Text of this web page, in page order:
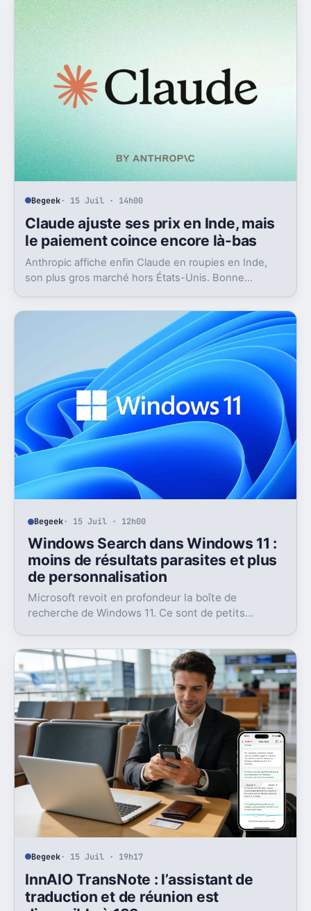
Begeek· 15 Juil · 14h00
Claude ajuste ses prix en Inde, mais
le paiement coince encore là-bas
Anthropic affiche enfin Claude en roupies en Inde,
son plus gros marché hors États-Unis. Bonne
abonnements.
Begeek· 15 Juil · 12h00
Windows Search dans Windows 11 :
moins de résultats parasites et plus
de personnalisation
Microsoft revoit en profondeur la boîte de
recherche de Windows 11. Ce sont de petits
Begeek· 15 Juil · 19h17
InnAIO TransNote : l’assistant de
traduction et de réunion est